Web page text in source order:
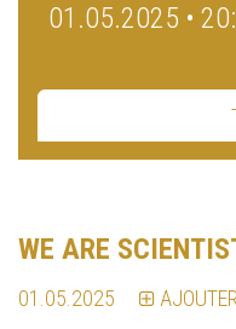
01.05.2025 •
WE ARE
01.05.2025